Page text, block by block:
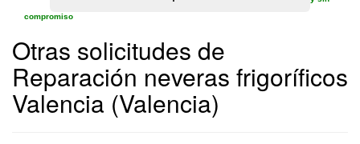
compromiso
Otras solicitudes de
Reparación neveras frigoríficos
Valencia (Valencia)